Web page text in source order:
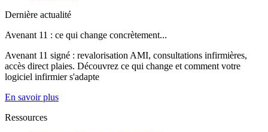
Dernière actualité
Avenant 11 : ce qui change concrètement...
Avenant 11 signé : revalorisation AMI, consultations infirmières,
accès direct plaies. Découvrez ce qui change et comment votre
logiciel infirmier s'adapte
En savoir plus
Ressources